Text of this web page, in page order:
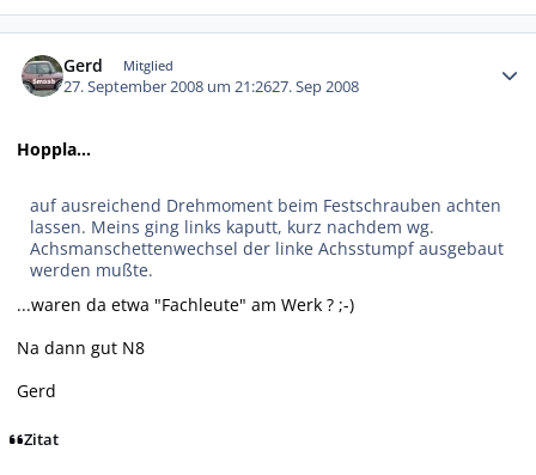
Gerd Mitglied
27. September 2008 um 21:2627. Sep 2008
Hoppla...
auf ausreichend Drehmoment beim Festschrauben achten
lassen. Meins ging links kaputt, kurz nachdem wg.
Achsmanschettenwechsel der linke Achsstumpf ausgebaut
werden mußte.
...waren da etwa "Fachleute" am Werk ? ;-)
Na dann gut N8
Gerd
Zitat